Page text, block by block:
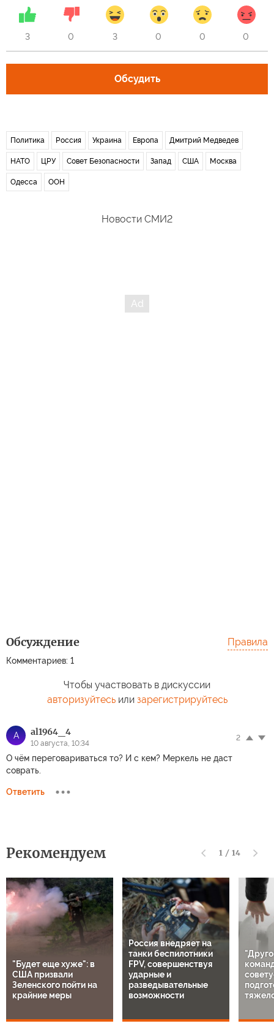
3 0 3 0 0 0
Обсудить
Политика Россия Украина Европа Дмитрий Медведев
НАТО ЦРУ Совет Безопасности Запад США Москва
Одесса ООН
Новости СМИ2
Обсуждение
Комментариев: 1
Правила
Чтобы участвовать в дискуссии
авторизуйтесьили зарегистрируйтесь
A al1964_4
10 августа, 10:34
2
О чём переговариваться то? И с кем? Меркель не даст
соврать.
Ответить
Рекомендуем 1 / 14
"Будет еще хуже": в
США призвали
Зеленского пойти на
крайние меры
Россия внедряет на
танки беспилотники
FPV, совершенствуя
ударные и
разведывательные
возможности